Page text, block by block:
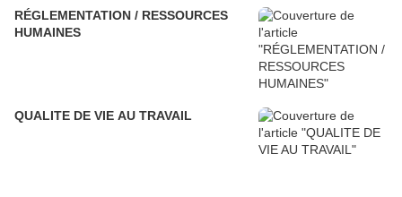
RÉGLEMENTATION / RESSOURCES
HUMAINES
QUALITE DE VIE AU TRAVAIL